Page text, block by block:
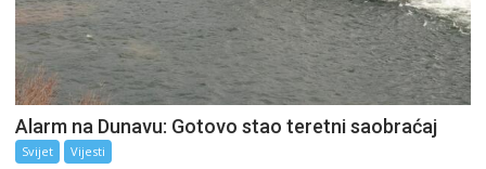
Alarm na Dunavu: Gotovo stao teretni saobraćaj
Svijet Vijesti